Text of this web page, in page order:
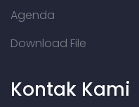
Agenda
Download File
Kontak Kami